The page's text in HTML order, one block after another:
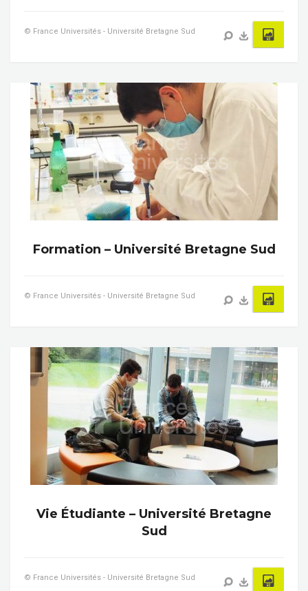
© France Universités - Université Bretagne Sud
Formation – Université Bretagne Sud
© France Universités - Université Bretagne Sud
Vie Étudiante – Université Bretagne
Sud
© France Universités - Université Bretagne Sud